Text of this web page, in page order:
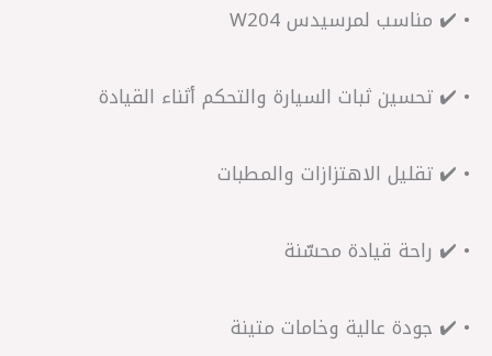
• ✔️ مناسب لمرسيدس W204
• ✔️ تحسين ثبات السيارة والتحكم أثناء القيادة
• ✔️ تقليل الاهتزازات والمطبات
• ✔️ راحة قيادة محسّنة
• ✔️ جودة عالية وخامات متينة